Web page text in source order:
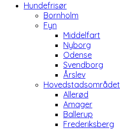
Hundefrisør
Bornholm
Fyn
Middelfart
Nyborg
Odense
Svendborg
Årslev
Hovedstadsområdet
Allerød
Amager
Ballerup
Frederiksberg